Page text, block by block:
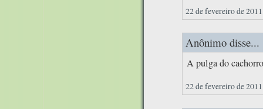
22 de fevereiro de
Anônimo disse...
A pulga do
22 de fevereiro de